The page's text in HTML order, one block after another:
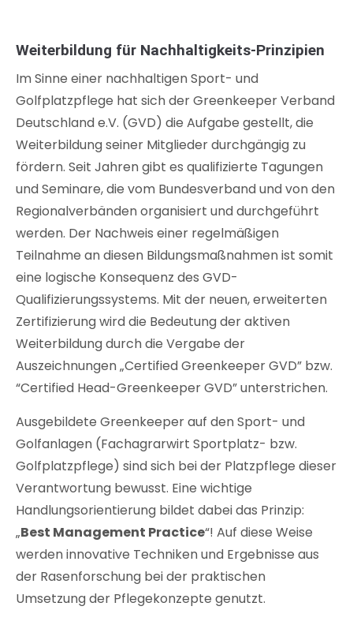
Weiterbildung für Nachhaltigkeits-Prinzipien
Im Sinne einer nachhaltigen Sport- und
Golfplatzpflege hat sich der Greenkeeper Verband
Deutschland e.V. (GVD) die Aufgabe gestellt, die
Weiterbildung seiner Mitglieder durchgängig zu
fördern. Seit Jahren gibt es qualifizierte Tagungen
und Seminare, die vom Bundesverband und von den
Regionalverbänden organisiert und durchgeführt
werden. Der Nachweis einer regelmäßigen
Teilnahme an diesen Bildungsmaßnahmen ist somit
eine logische Konsequenz des GVD-
Qualifizierungssystems. Mit der neuen, erweiterten
Zertifizierung wird die Bedeutung der aktiven
Weiterbildung durch die Vergabe der
Auszeichnungen „Certified Greenkeeper GVD” bzw.
“Certified Head-Greenkeeper GVD” unterstrichen.
Ausgebildete Greenkeeper auf den Sport- und
Golfanlagen (Fachagrarwirt Sportplatz- bzw.
Golfplatzpflege) sind sich bei der Platzpflege dieser
Verantwortung bewusst. Eine wichtige
Handlungsorientierung bildet dabei das Prinzip:
„Best Management Practice“! Auf diese Weise
werden innovative Techniken und Ergebnisse aus
der Rasenforschung bei der praktischen
Umsetzung der Pflegekonzepte genutzt.